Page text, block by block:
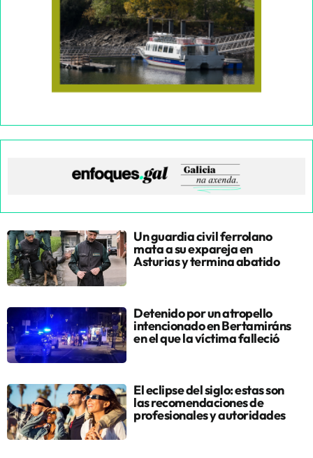
Un guardia civil ferrolano
mata a su expareja en
Asturias y termina abatido
Detenido por un atropello
intencionado en Bertamiráns
en el que la víctima falleció
El eclipse del siglo: estas son
las recomendaciones de
profesionales y autoridades